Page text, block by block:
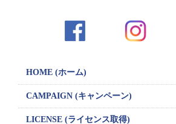
HOME (ホーム)
CAMPAIGN (キャンペーン)
LICENSE (ライセンス取得)